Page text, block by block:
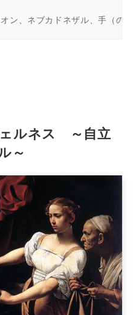
ン、ネブカドネザル、手（の
ルネス ～自立
～